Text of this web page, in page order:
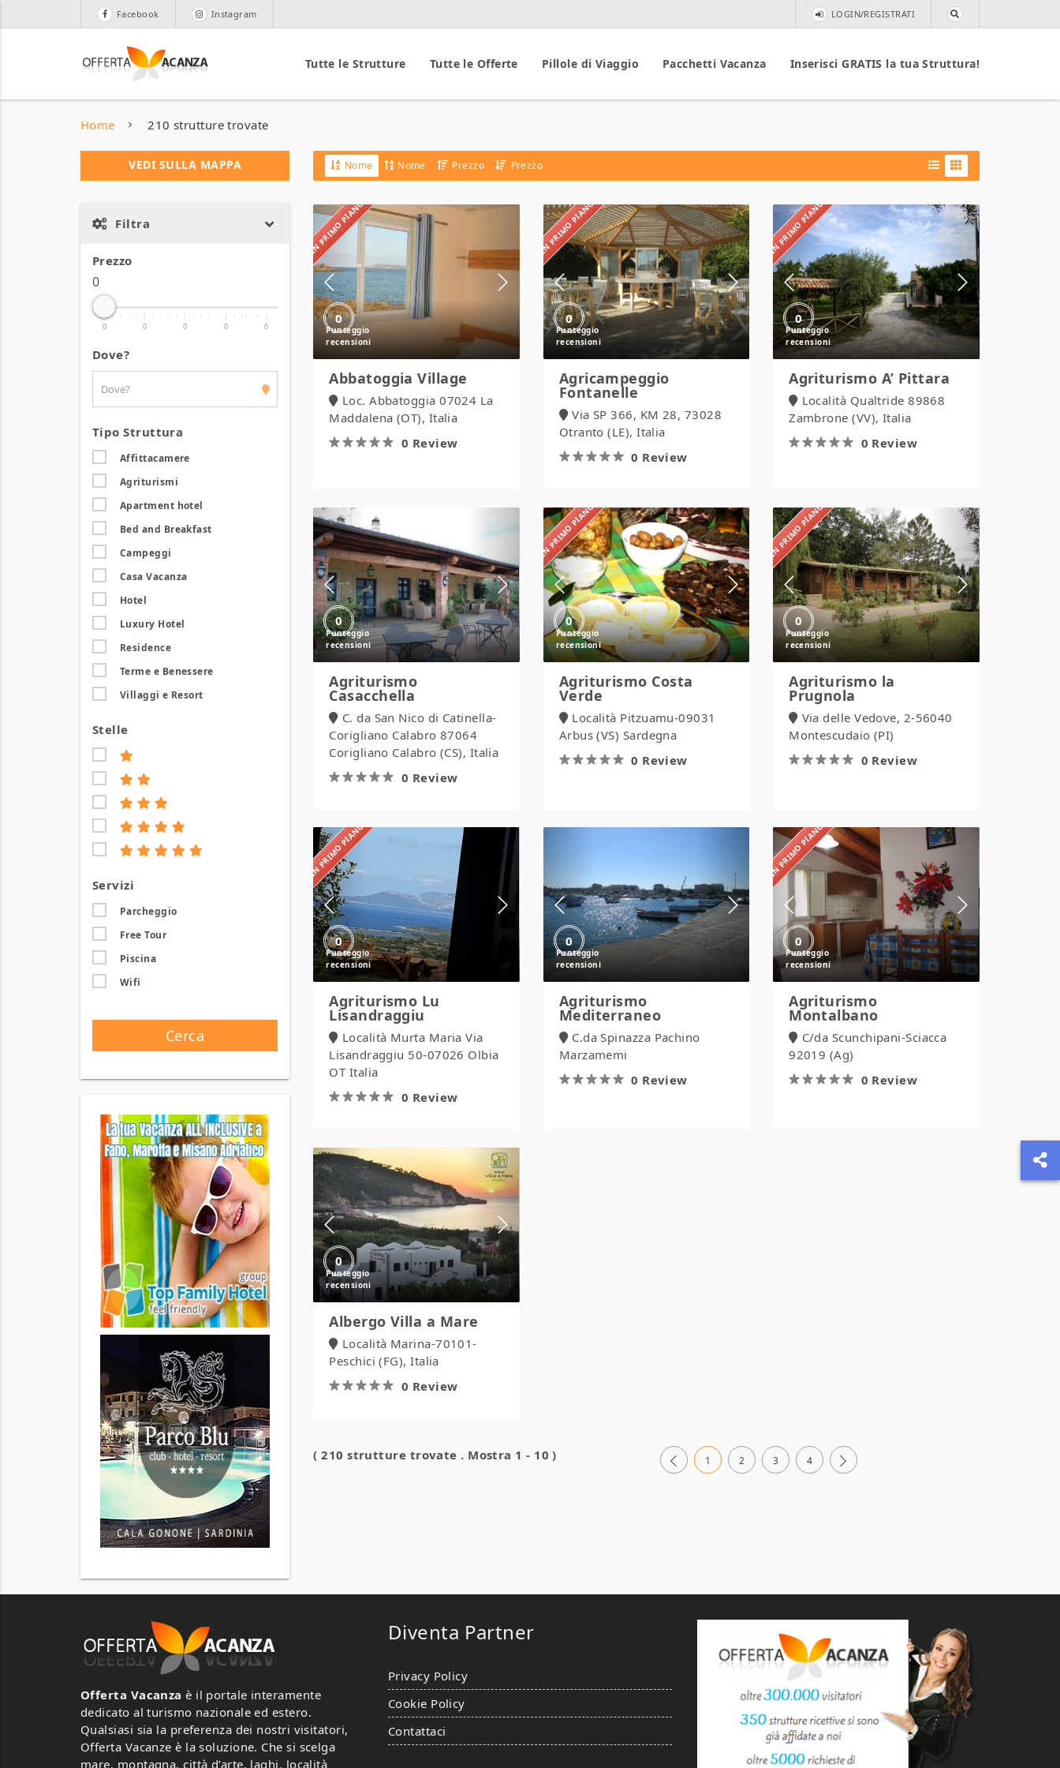
Facebook Instagram LOGIN/REGISTRATI
Tutte le Strutture Tutte le Offerte Pillole di Viaggio Pacchetti Vacanza Inserisci GRATIS la tua Struttura!
Home 210 strutture trovate
VEDI SULLA MAPPA
Filtra
Prezzo
0
0 0 0 0 0
Dove?
Tipo Struttura
Affittacamere
Agriturismi
Apartment hotel
Bed and Breakfast
Campeggi
Casa Vacanza
Hotel
Luxury Hotel
Residence
Terme e Benessere
Villaggi e Resort
Stelle
Servizi
Parcheggio
Free Tour
Piscina
Wifi
Cerca
Nome Nome Prezzo Prezzo
IN PRIMO PIANO
0
Abbatoggia
Village
Abbatoggia Village
Loc. Abbatoggia 07024 La
Maddalena (OT), Italia
0 Review
IN PRIMO PIANO
0
Agricampeggio
Fontanelle
Agricampeggio
Fontanelle
Via SP 366, KM 28, 73028
Otranto (LE), Italia
0 Review
IN PRIMO PIANO
0
Agriturismo
A’
Pittara
Agriturismo A’ Pittara
Località Qualtride 89868
Zambrone (VV), Italia
0 Review
0
Agriturismo
Casacchella
Agriturismo
Casacchella
C. da San Nico di Catinella-
Corigliano Calabro 87064
Corigliano Calabro (CS), Italia
0 Review
IN PRIMO PIANO
0
Agriturismo
Costa
Verde
Agriturismo Costa
Verde
Località Pitzuamu-09031
Arbus (VS) Sardegna
0 Review
IN PRIMO PIANO
0
Agriturismo
la
Prugnola
Agriturismo la
Prugnola
Via delle Vedove, 2-56040
Montescudaio (PI)
0 Review
IN PRIMO PIANO
0
Agriturismo Lu
Lisandraggiu
Località Murta Maria Via
Lisandraggiu 50-07026 Olbia
OT Italia
0 Review
0
Agriturismo
Mediterraneo
C.da Spinazza Pachino
Marzamemi
0 Review
IN PRIMO PIANO
0
Agriturismo
Montalbano
Agriturismo
Montalbano
C/da Scunchipani-Sciacca
92019 (Ag)
0 Review
0
Albergo
Villa
a
Mare
Albergo Villa a Mare
Località Marina-70101-
Peschici (FG), Italia
0 Review
( 210 strutture trovate . Mostra 1 - 10 ) 1 2 3 4
Offerta Vacanza è il portale interamente
dedicato al turismo nazionale ed estero.
Qualsiasi sia la preferenza dei nostri visitatori,
Offerta Vacanze è la soluzione. Che si scelga
mare, montagna, città d’arte, laghi, località
Diventa Partner
Privacy Policy
Cookie Policy
Contattaci